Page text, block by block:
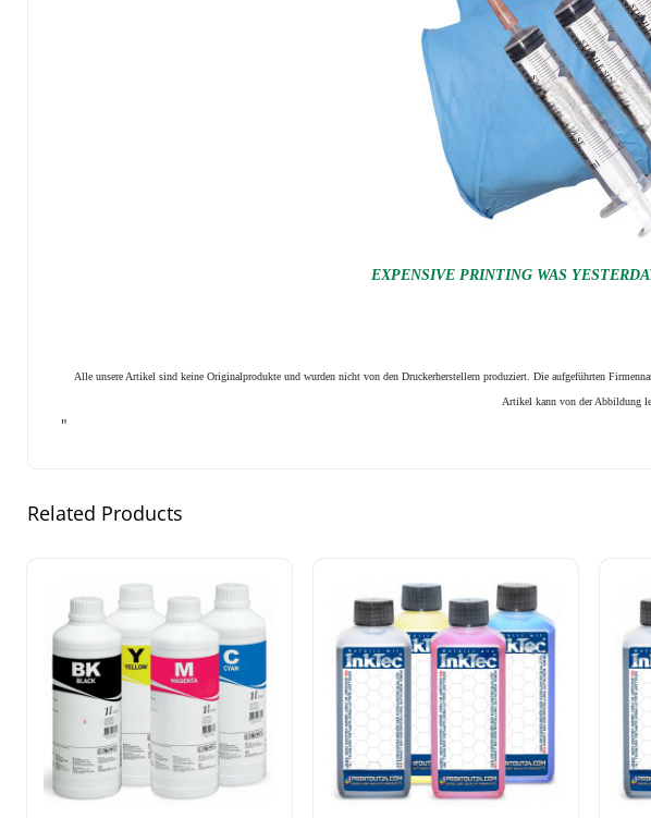
EXPENSIVE PRINTING WAS
Alle unsere Artikel sind keine Originalprodukte und wurden nicht von den Druckerherstellern produziert. Die aufgeführten
Artikel kann von der Abbildung
"
Related Products